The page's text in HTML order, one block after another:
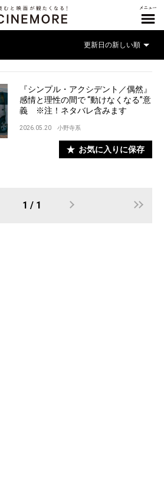
『シンプル・アクシデント／偶然』
感情と理性の間で “動けなくなる”意
義 ※注！ネタバレ含みます
2026.05.20 小野寺系
お気に入りに保存
1 / 1